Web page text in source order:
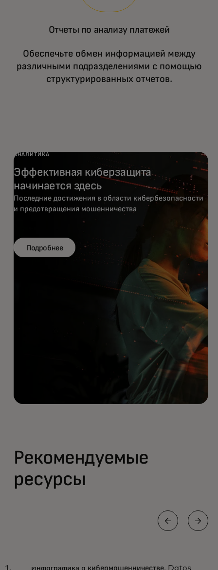
Отчеты по анализу платежей
Обеспечьте обмен информацией между
различными подразделениями с помощью
структурированных отчетов.
АНАЛИТИКА
Эффективная киберзащита
начинается здесь
Последние достижения в области кибербезопасности
и предотвращения мошенничества
Подробнее
Рекомендуемые
ресурсы
Инфографика о кибермошенничестве, Datos